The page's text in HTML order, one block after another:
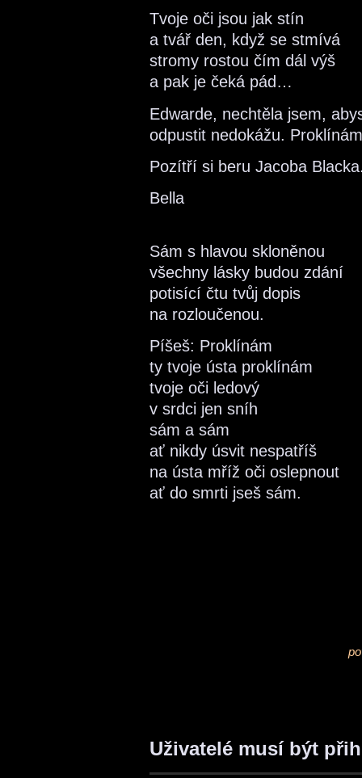
Tvoje oči jsou jak stín
a tvář den, když se stmívá
stromy rostou čím dál výš
a pak je čeká pád…
Edwarde, nechtěla jsem,
odpustit nedokážu.
Pozítří si beru Jacoba
Bella
Sám s hlavou skloněnou
všechny lásky budou zdání
potisící čtu tvůj dopis
na rozloučenou.
Píšeš: Proklínám
ty tvoje ústa proklínám
tvoje oči ledový
v srdci jen sníh
sám a sám
ať nikdy úsvit nespatříš
na ústa mříž oči oslepnout
ať do smrti jseš sám.
Uživatelé musí být